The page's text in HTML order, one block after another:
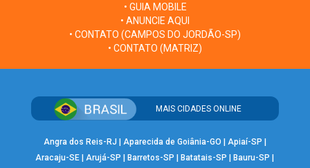
• GUIA MOBILE
• ANUNCIE AQUI
• CONTATO (CAMPOS DO JORDÃO-SP)
• CONTATO (MATRIZ)
MAIS CIDADES ONLINE
Angra dos Reis-RJ Aparecida de Goiânia-GO Apiaí-SP
Aracaju-SE |Arujá-SP Barretos-SP Batatais-SP Bauru-SP